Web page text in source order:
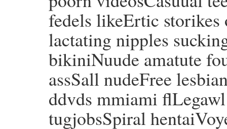
fedels likeErtic storikes
lactating nipples
bikiniNuude amatute
assSall nudeFree
ddvds mmiami
tugjobsSpiral